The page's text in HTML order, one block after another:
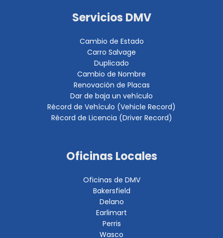
Servicios DMV
Cambio de Estado
Carro Salvage
Duplicado
Cambio de Nombre
Renovación de Placas
Dar de baja un vehículo
Récord de Vehículo (Vehicle Record)
Récord de Licencia (Driver Record)
Oficinas Locales
Oficinas de DMV
Bakersfield
Delano
Earlimart
Perris
Wasco